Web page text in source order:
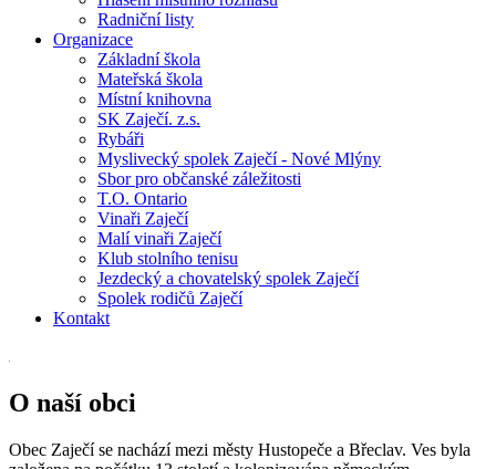
Radniční listy
Organizace
Základní škola
Mateřská škola
Místní knihovna
SK Zaječí. z.s.
Rybáři
Myslivecký spolek Zaječí - Nové Mlýny
Sbor pro občanské záležitosti
T.O. Ontario
Vinaři Zaječí
Malí vinaři Zaječí
Klub stolního tenisu
Jezdecký a chovatelský spolek Zaječí
Spolek rodičů Zaječí
Kontakt
O naší obci
Obec Zaječí se nachází mezi městy Hustopeče a Břeclav. Ves byla